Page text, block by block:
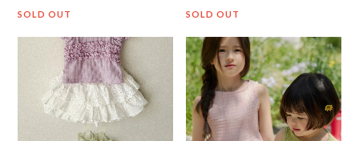
SOLD OUT SOLD OUT